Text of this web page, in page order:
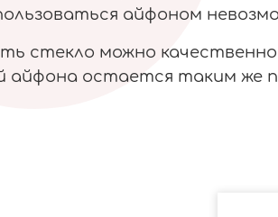
айфоном
стекло можно качественно
айфона остается таким же